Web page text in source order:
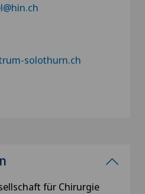
solothurn.ch
für Chirurgie